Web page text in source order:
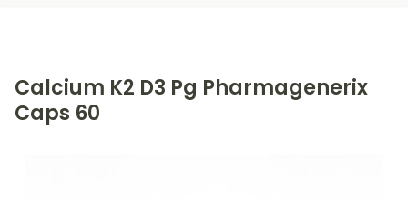
Calcium K2 D3 Pg Pharmagenerix
Caps 60